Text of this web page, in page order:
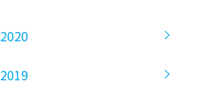
2020
2019